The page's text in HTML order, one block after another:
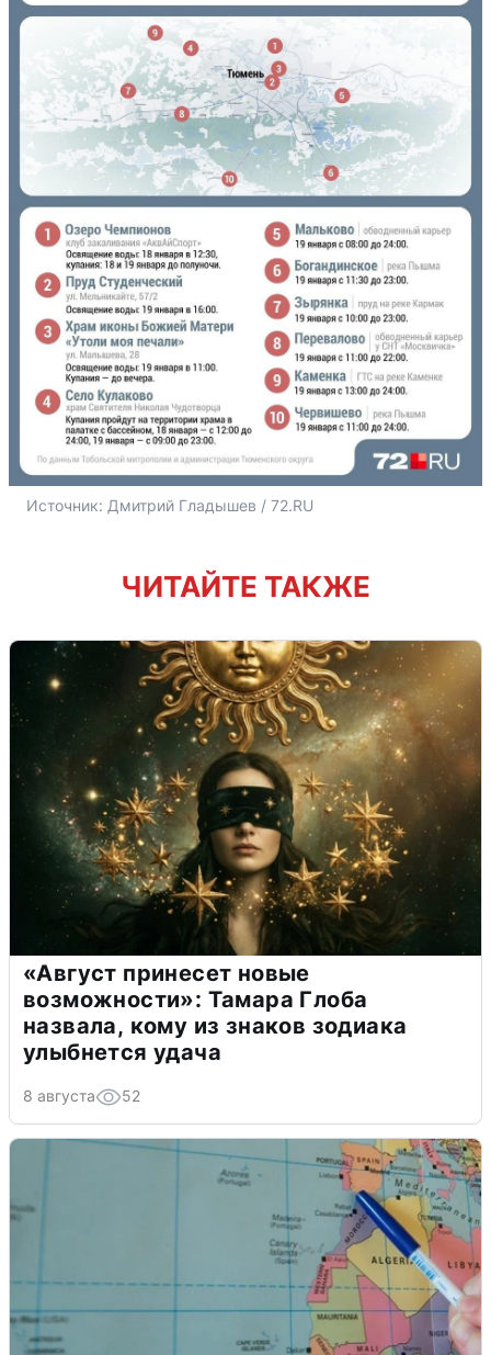
Источник: Дмитрий Гладышев / 72.RU
ЧИТАЙТЕ ТАКЖЕ
«Август принесет новые
возможности»: Тамара Глоба
назвала, кому из знаков зодиака
улыбнется удача
8 августа 52